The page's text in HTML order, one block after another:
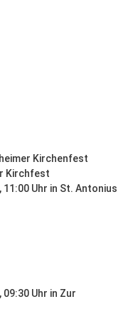
Kirchenfest
Kirchfest
Uhr in St. Antonius
Uhr in Zur